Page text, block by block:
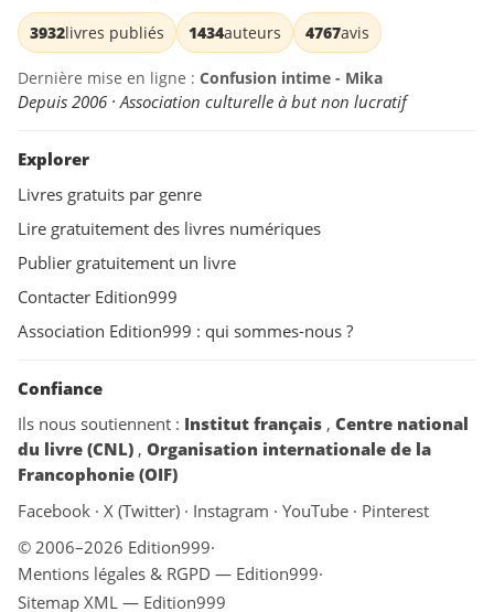
3932livres publiés 1434auteurs 4767avis
Dernière mise en ligne : Confusion intime - Mika
Depuis 2006 · Association culturelle à but non lucratif
Explorer
Livres gratuits par genre
Lire gratuitement des livres numériques
Publier gratuitement un livre
Contacter Edition999
Association Edition999 : qui sommes-nous ?
Confiance
Ils nous soutiennent : Institut français , Centre national
du livre (CNL) , Organisation internationale de la
Francophonie (OIF)
Facebook · X (Twitter) · Instagram · YouTube · Pinterest
© 2006–2026 Edition999·
Mentions légales & RGPD — Edition999·
Sitemap XML — Edition999